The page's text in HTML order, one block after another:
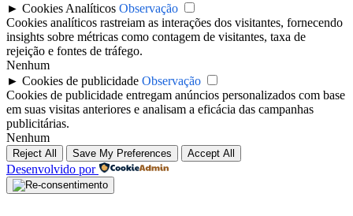
► Cookies Analíticos Observação
Cookies analíticos rastreiam as interações dos visitantes, fornecendo
insights sobre métricas como contagem de visitantes, taxa de
rejeição e fontes de tráfego.
Nenhum
► Cookies de publicidade Observação
Cookies de publicidade entregam anúncios personalizados com base
em suas visitas anteriores e analisam a eficácia das campanhas
publicitárias.
Nenhum
Reject All Save My Preferences Accept All
Desenvolvido por